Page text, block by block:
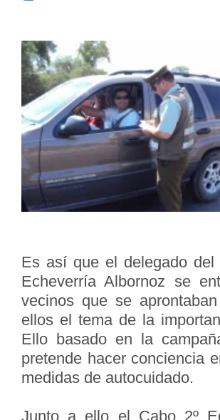
Es así que el delegado del
Echeverría Albornoz se
vecinos que se
ellos el tema de la
Ello basado en la
pretende hacer conciencia
medidas de autocuidado.
Junto a ello el Cabo 2º